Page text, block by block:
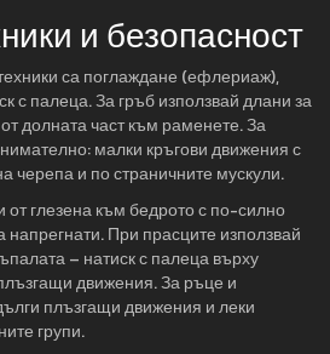
и безопасност
са поглаждане (ефлериаж),
с палеца. За гръб използвай длани за
долната част към раменете. За
малки кръгови движения с
черепа и по страничните мускули.
от глезена към бедрото с по-силно
напрегнати. При прасците използвай
– натиск с палеца върху
движения. За ръце и
плъзгащи движения и леки
групи.